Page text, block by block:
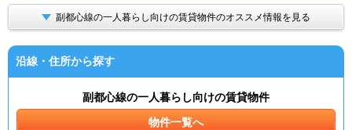
副都心線の一人暮らし向けの賃貸物件のオススメ情報を見る
沿線・住所から探す
副都心線の一人暮らし向けの賃貸物件
物件一覧へ